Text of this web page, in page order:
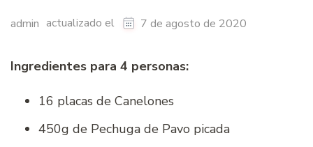
admin actualizado el 7 de agosto de 2020
Ingredientes para 4 personas:
16 placas de Canelones
450g de Pechuga de Pavo picada